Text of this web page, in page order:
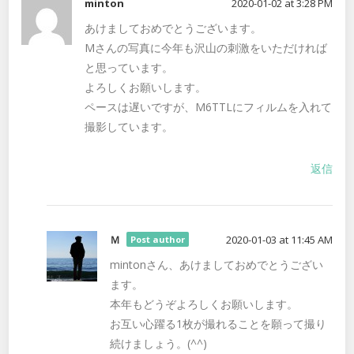
minton 2020-01-02 at 3:28 PM
あけましておめでとうございます。
Mさんの写真に今年も沢山の刺激をいただければ
と思っています。
よろしくお願いします。
ペースは遅いですが、M6TTLにフィルムを入れて
撮影しています。
返信
Ｍ Post author 2020-01-03 at 11:45 AM
mintonさん、あけましておめでとうござい
ます。
本年もどうぞよろしくお願いします。
お互い心躍る1枚が撮れることを願って撮り
続けましょう。(^^)